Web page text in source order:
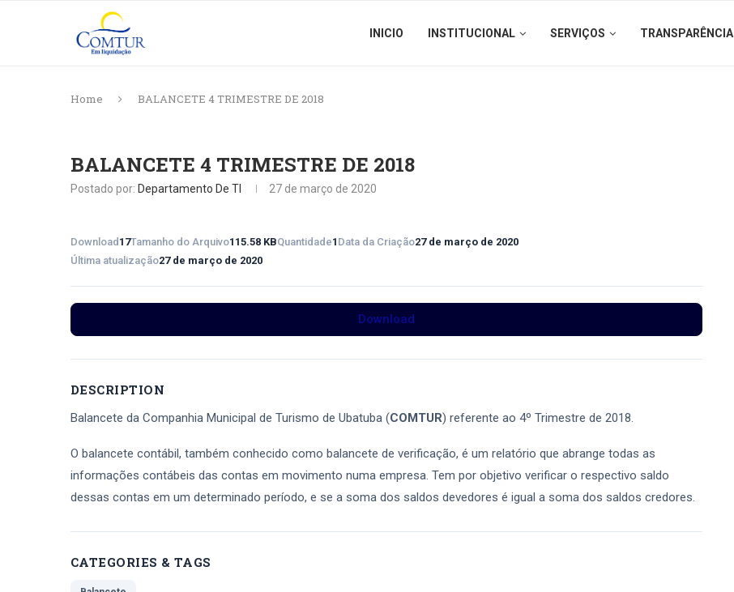
INICIO INSTITUCIONAL SERVIÇOS TRANSPARÊNCIA
Home BALANCETE 4 TRIMESTRE DE 2018
BALANCETE 4 TRIMESTRE DE 2018
Postado por: Departamento De TI 27 de março de 2020
Download 17Tamanho do Arquivo115.58 KBQuantidade1 Data da Criação27 de março de 2020
Última atualização27 de março de 2020
Download
DESCRIPTION
Balancete da Companhia Municipal de Turismo de Ubatuba (COMTUR) referente ao 4º Trimestre de 2018.
O balancete contábil, também conhecido como balancete de verificação, é um relatório que abrange todas as
informações contábeis das contas em movimento numa empresa. Tem por objetivo verificar o respectivo saldo
dessas contas em um determinado período, e se a soma dos saldos devedores é igual a soma dos saldos credores.
CATEGORIES & TAGS